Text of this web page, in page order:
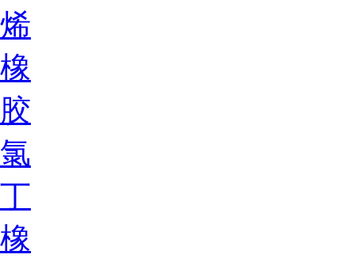
烯
橡
胶
氯
丁
橡